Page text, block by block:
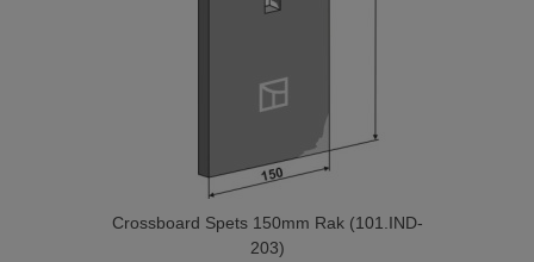
Crossboard Spets 150mm Rak (101.IND-
203)